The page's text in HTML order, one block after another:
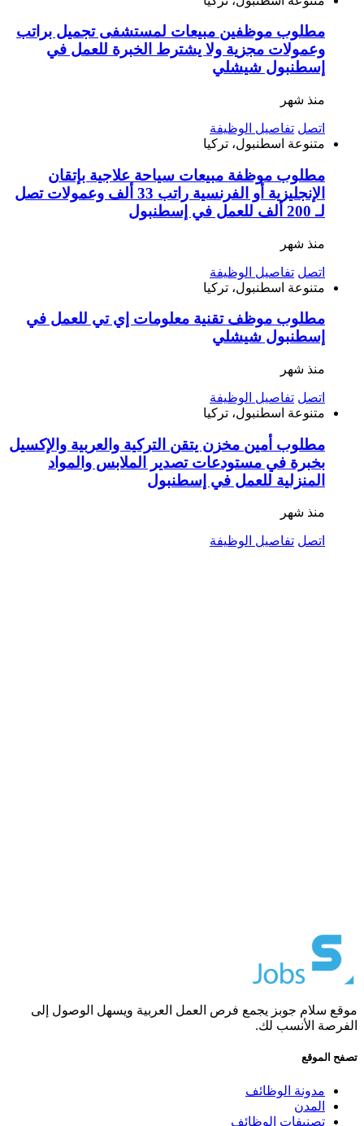
مطلوب موظفين مبيعات لمستشفى تجميل براتب
وعمولات مجزية ولا يشترط الخبرة للعمل في
إسطنبول شيشلي
منذ شهر
اتصل تفاصيل الوظيفة
متنوعة اسطنبول، تركيا
مطلوب موظفة مبيعات سياحة علاجية بإتقان
الإنجليزية أو الفرنسية راتب 33 ألف وعمولات تصل
لـ 200 ألف للعمل في إسطنبول
منذ شهر
اتصل تفاصيل الوظيفة
متنوعة اسطنبول، تركيا
مطلوب موظف تقنية معلومات إي تي للعمل في
إسطنبول شيشلي
منذ شهر
اتصل تفاصيل الوظيفة
متنوعة اسطنبول، تركيا
مطلوب أمين مخزن يتقن التركية والعربية والإكسيل
بخبرة في مستودعات تصدير الملابس والمواد
المنزلية للعمل في إسطنبول
منذ شهر
اتصل تفاصيل الوظيفة
موقع سلام جوبز يجمع فرص العمل العربية ويسهل الوصول إلى
الفرصة الأنسب لك.
تصفح الموقع
مدونة الوظائف
المدن
تصنيفات الوظائف